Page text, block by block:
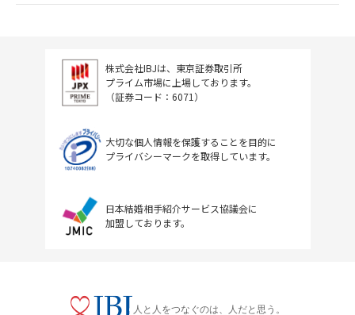
株式会社IBJは、東京証券取引所
プライム市場に上場しております。
（証券コード：6071）
大切な個人情報を保護することを目的に
プライバシーマークを取得しています。
日本結婚相手紹介サービス協議会に
加盟しております。
人と人をつなぐのは、人だと思う。